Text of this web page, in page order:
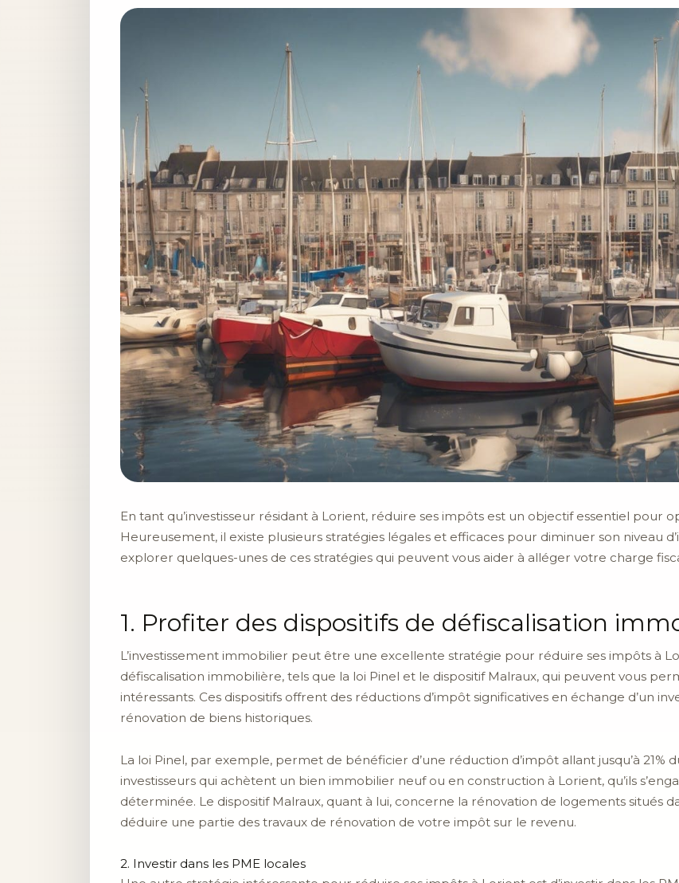
En tant qu’investisseur résidant à Lorient, réduire ses impôts est un objectif essentiel pour
Heureusement, il existe plusieurs stratégies légales et efficaces pour diminuer son niveau
explorer quelques-unes de ces stratégies qui peuvent vous aider à alléger votre charge
1. Profiter des dispositifs de défiscalisation
L’investissement immobilier peut être une excellente stratégie pour réduire ses impôts à
défiscalisation immobilière, tels que la loi Pinel et le dispositif Malraux, qui peuvent vous
intéressants. Ces dispositifs offrent des réductions d’impôt significatives en échange d’un
rénovation de biens historiques.
La loi Pinel, par exemple, permet de bénéficier d’une réduction d’impôt allant jusqu’à 21%
investisseurs qui achètent un bien immobilier neuf ou en construction à Lorient, qu’ils
déterminée. Le dispositif Malraux, quant à lui, concerne la rénovation de logements situés
déduire une partie des travaux de rénovation de votre impôt sur le revenu.
2. Investir dans les PME locales